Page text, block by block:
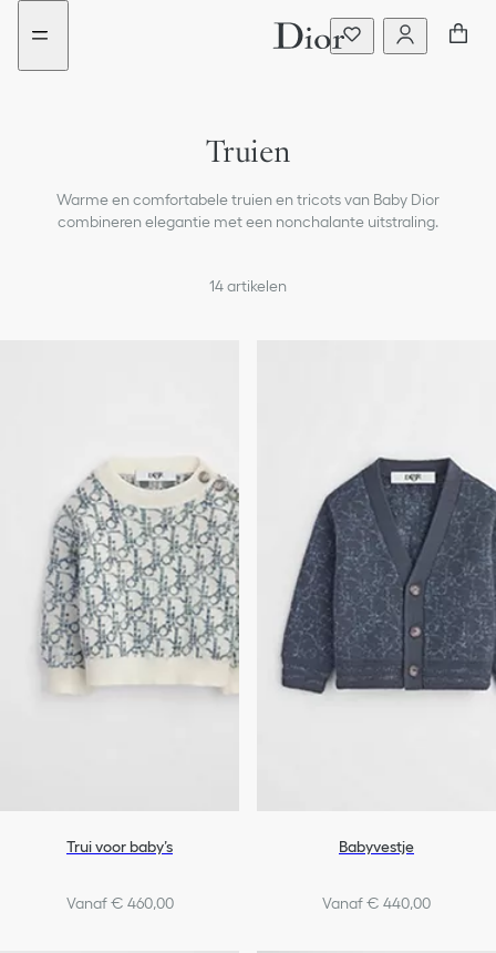
aria_goToMenu
Openen
Truien
Warme en comfortabele truien en tricots van Baby Dior
combineren elegantie met een nonchalante uitstraling.
T-Shirts en polo’s
Jassen en colberts
Babyjongens
14artikelen
Trui voor baby’s
Vanaf € 460,00
Babyvestje
Vanaf € 440,00